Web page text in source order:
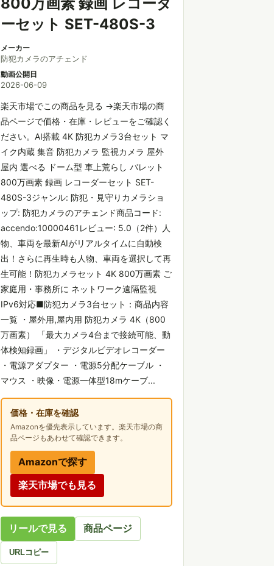
ーセット SET-480S-3
メーカー
防犯カメラのアチェンド
動画公開日
2026-06-09
楽天市場でこの商品を見る →楽天市場の商
品ページで価格・在庫・レビューをご確認く
ださい。AI搭載 4K 防犯カメラ3台セット マ
イク内蔵 集音 防犯カメラ 監視カメラ 屋外
屋内 選べる ドーム型 車上荒らし バレット
800万画素 録画 レコーダーセット SET-
480S-3ジャンル: 防犯・見守りカメラショ
ップ: 防犯カメラのアチェンド商品コード:
accendo:10000461レビュー: 5.0（2件）人
物、車両を最新AIがリアルタイムに自動検
出！さらに再生時も人物、車両を選択して再
生可能！防犯カメラセット 4K 800万画素 ご
家庭用・事務所に ネットワーク遠隔監視
IPv6対応■防犯カメラ3台セット：商品内容
一覧 ・屋外用,屋内用 防犯カメラ 4K（800
万画素） 「最大カメラ4台まで接続可能、動
体検知録画」 ・デジタルビデオレコーダー
・電源アダプター ・電源5分配ケーブル ・
マウス ・映像・電源一体型18mケーブ...
価格・在庫を確認
Amazonを優先表示しています。楽天市場の商
品ページもあわせて確認できます。
Amazonで探す
楽天市場でも見る
リールで見る 商品ページ
URLコピー